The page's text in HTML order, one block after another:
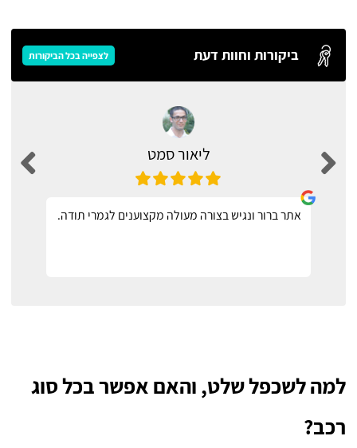
ביקורות וחוות דעת לצפייה בכל הביקורות
ליאור סמט
אתר ברור ונגיש בצורה מעולה מקצוענים לגמרי תודה.
למה לשכפל שלט, והאם אפשר בכל סוג
רכב?